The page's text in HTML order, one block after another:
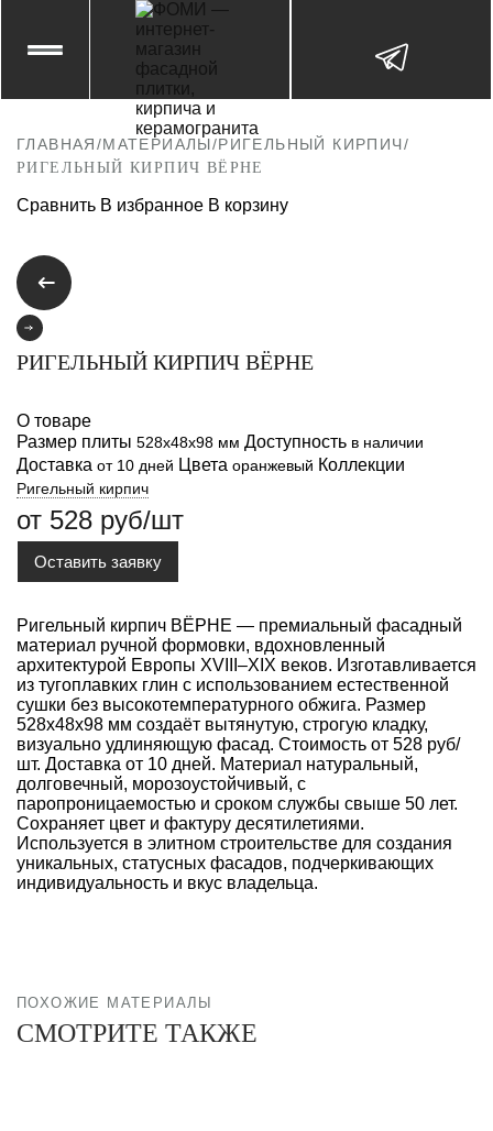
ГЛАВНАЯ/МАТЕРИАЛЫ/РИГЕЛЬНЫЙ КИРПИЧ/
РИГЕЛЬНЫЙ КИРПИЧ ВЁРНЕ
Сравнить В избранное В корзину
РИГЕЛЬНЫЙ КИРПИЧ ВЁРНЕ
О товаре
Размер плиты 528x48x98 мм Доступность в наличии
Доставка от 10 дней Цвета оранжевый Коллекции
Ригельный кирпич
от 528 руб/шт
Оставить заявку
Ригельный кирпич ВЁРНЕ — премиальный фасадный
материал ручной формовки, вдохновленный
архитектурой Европы XVIII–XIX веков. Изготавливается
из тугоплавких глин с использованием естественной
сушки без высокотемпературного обжига. Размер
528x48x98 мм создаёт вытянутую, строгую кладку,
визуально удлиняющую фасад. Стоимость от 528 руб/
шт. Доставка от 10 дней. Материал натуральный,
долговечный, морозоустойчивый, с
паропроницаемостью и сроком службы свыше 50 лет.
Сохраняет цвет и фактуру десятилетиями.
Используется в элитном строительстве для создания
уникальных, статусных фасадов, подчеркивающих
индивидуальность и вкус владельца.
ПОХОЖИЕ МАТЕРИАЛЫ
СМОТРИТЕ ТАКЖЕ